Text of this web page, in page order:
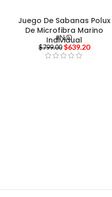
Juego De Sabanas Polux
De Microfibra Marino
Individual
#N/D
$799.00 $639.20